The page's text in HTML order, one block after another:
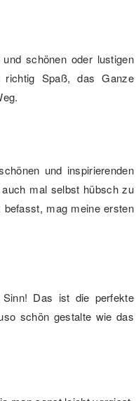
schönen oder lustigen
Spaß, das Ganze
und inspirierenden
mal selbst hübsch zu
mag meine ersten
Das ist die perfekte
schön gestalte wie das